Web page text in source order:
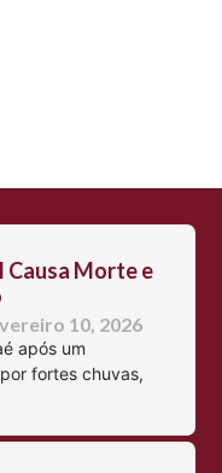
Causa Morte e
10, 2026
após um
fortes chuvas,